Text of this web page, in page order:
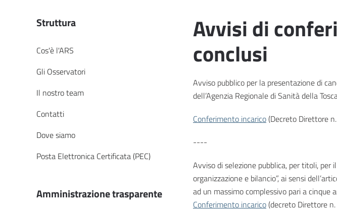
Struttura
Cos'è l'ARS
Gli Osservatori
Il nostro team
Contatti
Dove siamo
Posta Elettronica Certificata (PEC)
Amministrazione trasparente
Avvisi di
conclusi
Avviso pubblico per la presentazione di
dell’Agenzia Regionale di Sanità della
Conferimento incarico(Decreto Direttore
----
Avviso di selezione pubblica, per titoli, per
organizzazione e bilancio”, ai sensi
ad un massimo complessivo pari a cinque
Conferimento incarico(decreto Direttore